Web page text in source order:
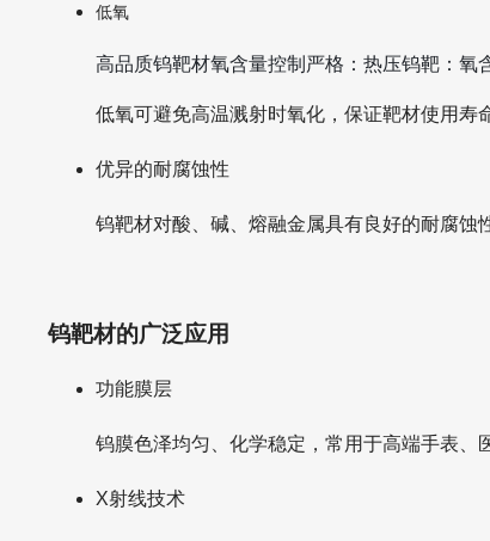
低氧
高品质钨靶材氧含量控制严格：热压钨靶：
低氧可避免高温溅射时氧化，保证靶材使用寿
优异的耐腐蚀性
钨靶材对酸、碱、熔融金属具有良好的耐腐蚀
钨靶材的广泛应用
功能膜层
钨膜色泽均匀、化学稳定，常用于高端手表、
X射线技术